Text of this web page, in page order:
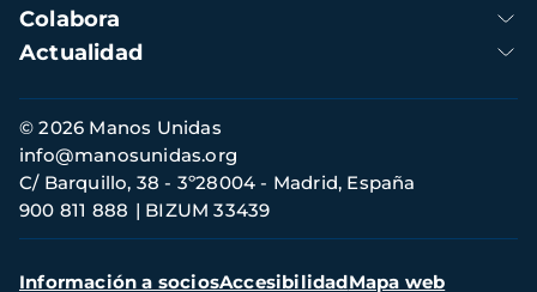
Colabora
Actualidad
Información
de
contacto
© 2026 Manos Unidas
C/ Barquillo, 38 - 3º28004 - Madrid, España
900 811 888
BIZUM 33439
info@manosunidas.org
Menú
Información a sociosAccesibilidadMapa web